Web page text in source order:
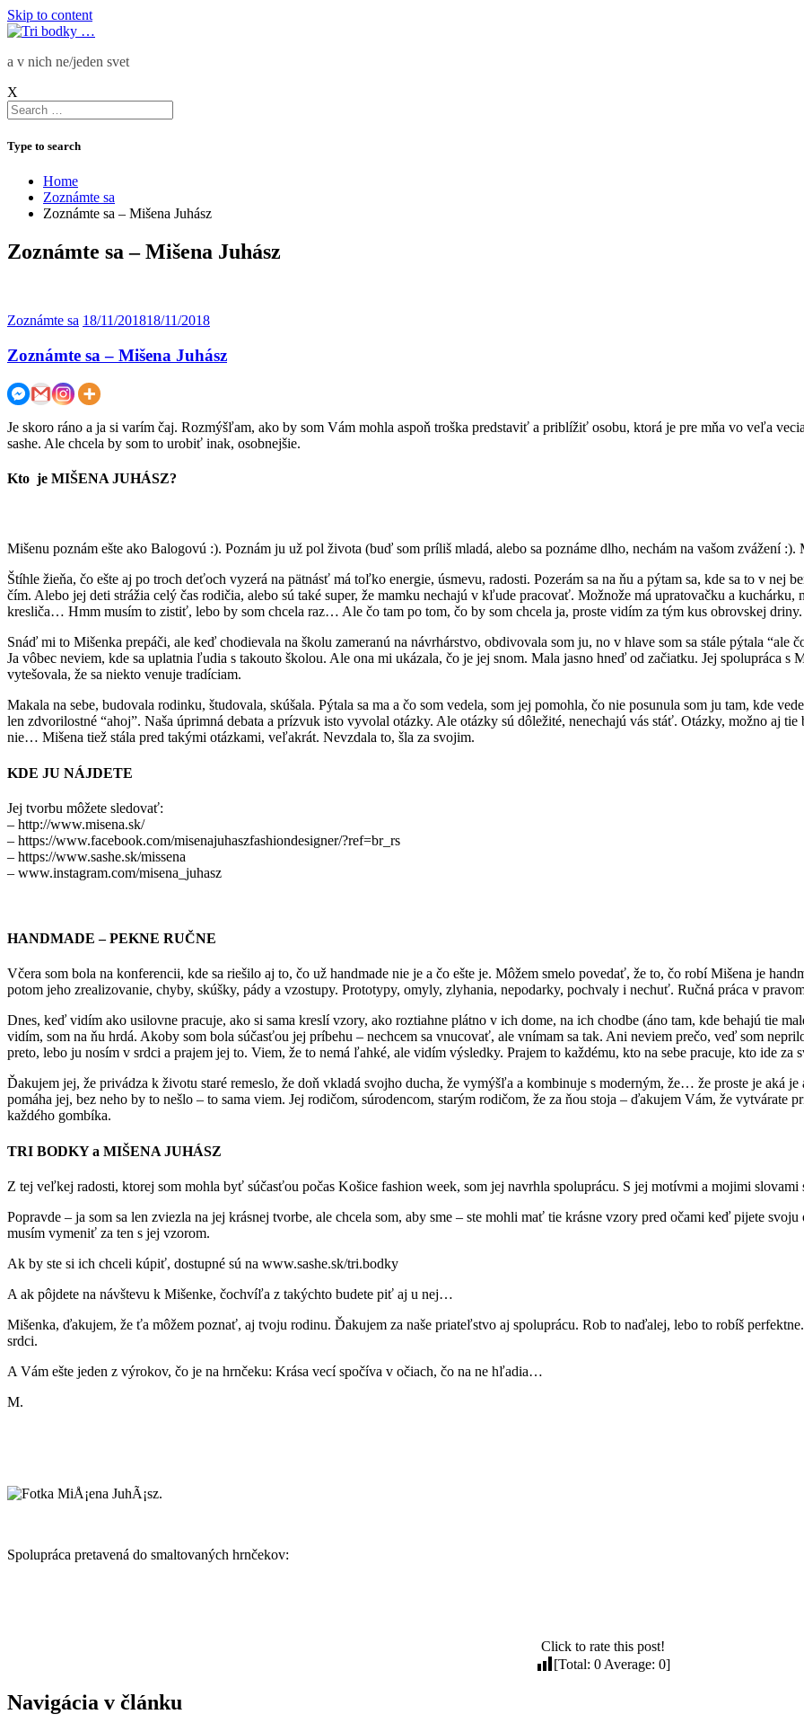
Skip to content
a v nich ne/jeden svet
X
Type to search
Home
Zoznámte sa
Zoznámte sa – Mišena Juhász
Zoznámte sa – Mišena Juhász
Zoznámte sa 18/11/201818/11/2018
Zoznámte sa – Mišena Juhász
Je skoro ráno a ja si varím čaj. Rozmýšľam, ako by som Vám mohla aspoň troška predstaviť a priblížiť osobu, ktorá je pre mňa vo veľa
sashe. Ale chcela by som to urobiť inak, osobnejšie.
Kto je MIŠENA JUHÁSZ?
Mišenu poznám ešte ako Balogovú :). Poznám ju už pol života (buď som príliš mladá, alebo sa poznáme dlho, nechám na vašom zvážení
Štíhle žieňa, čo ešte aj po troch deťoch vyzerá na pätnásť má toľko energie, úsmevu, radosti. Pozerám sa na ňu a pýtam sa, kde sa to v nej
čím. Alebo jej deti strážia celý čas rodičia, alebo sú také super, že mamku nechajú v kľude pracovať. Možnože má upratovačku a kuchárku,
kresliča… Hmm musím to zistiť, lebo by som chcela raz… Ale čo tam po tom, čo by som chcela ja, proste vidím za tým kus obrovskej driny.
Snáď mi to Mišenka prepáči, ale keď chodievala na školu zameranú na návrhárstvo, obdivovala som ju, no v hlave som sa stále pýtala
Ja vôbec neviem, kde sa uplatnia ľudia s takouto školou. Ale ona mi ukázala, čo je jej snom. Mala jasno hneď od začiatku. Jej spolupráca s
vytešovala, že sa niekto venuje tradíciam.
Makala na sebe, budovala rodinku, študovala, skúšala. Pýtala sa ma a čo som vedela, som jej pomohla, čo nie posunula som ju tam, kde
len zdvorilostné “ahoj”. Naša úprimná debata a prízvuk isto vyvolal otázky. Ale otázky sú dôležité, nenechajú vás stáť. Otázky, možno aj
nie… Mišena tiež stála pred takými otázkami, veľakrát. Nevzdala to, šla za svojim.
KDE JU NÁJDETE
Jej tvorbu môžete sledovať:
– http://www.misena.sk/
– https://www.facebook.com/misenajuhaszfashiondesigner/?ref=br_rs
– https://www.sashe.sk/missena
– www.instagram.com/misena_juhasz
HANDMADE – PEKNE RUČNE
Včera som bola na konferencii, kde sa riešilo aj to, čo už handmade nie je a čo ešte je. Môžem smelo povedať, že to, čo robí Mišena je
potom jeho zrealizovanie, chyby, skúšky, pády a vzostupy. Prototypy, omyly, zlyhania, nepodarky, pochvaly i nechuť. Ručná práca v
Dnes, keď vidím ako usilovne pracuje, ako si sama kreslí vzory, ako roztiahne plátno v ich dome, na ich chodbe (áno tam, kde behajú tie
vidím, som na ňu hrdá. Akoby som bola súčasťou jej príbehu – nechcem sa vnucovať, ale vnímam sa tak. Ani neviem prečo, veď som
preto, lebo ju nosím v srdci a prajem jej to. Viem, že to nemá ľahké, ale vidím výsledky. Prajem to každému, kto na sebe pracuje, kto ide za
Ďakujem jej, že privádza k životu staré remeslo, že doň vkladá svojho ducha, že vymýšľa a kombinuje s moderným, že… že proste je aká
pomáha jej, bez neho by to nešlo – to sama viem. Jej rodičom, súrodencom, starým rodičom, že za ňou stoja – ďakujem Vám, že vytvárate
každého gombíka.
TRI BODKY a MIŠENA JUHÁSZ
Z tej veľkej radosti, ktorej som mohla byť súčasťou počas Košice fashion week, som jej navrhla spoluprácu. S jej motívmi a mojimi
Popravde – ja som sa len zviezla na jej krásnej tvorbe, ale chcela som, aby sme – ste mohli mať tie krásne vzory pred očami keď pijete
musím vymeniť za ten s jej vzorom.
Ak by ste si ich chceli kúpiť, dostupné sú na www.sashe.sk/tri.bodky
A ak pôjdete na návštevu k Mišenke, čochvíľa z takýchto budete piť aj u nej…
Mišenka, ďakujem, že ťa môžem poznať, aj tvoju rodinu. Ďakujem za naše priateľstvo aj spoluprácu. Rob to naďalej, lebo to robíš
srdci.
A Vám ešte jeden z výrokov, čo je na hrnčeku: Krása vecí spočíva v očiach, čo na ne hľadia…
M.
Spolupráca pretavená do smaltovaných hrnčekov:
Click to rate this post!
[Total: 0 Average: 0]
Navigácia v článku